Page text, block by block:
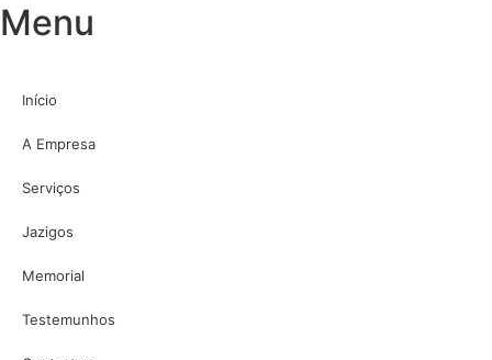
Menu
Início
A Empresa
Serviços
Jazigos
Memorial
Testemunhos